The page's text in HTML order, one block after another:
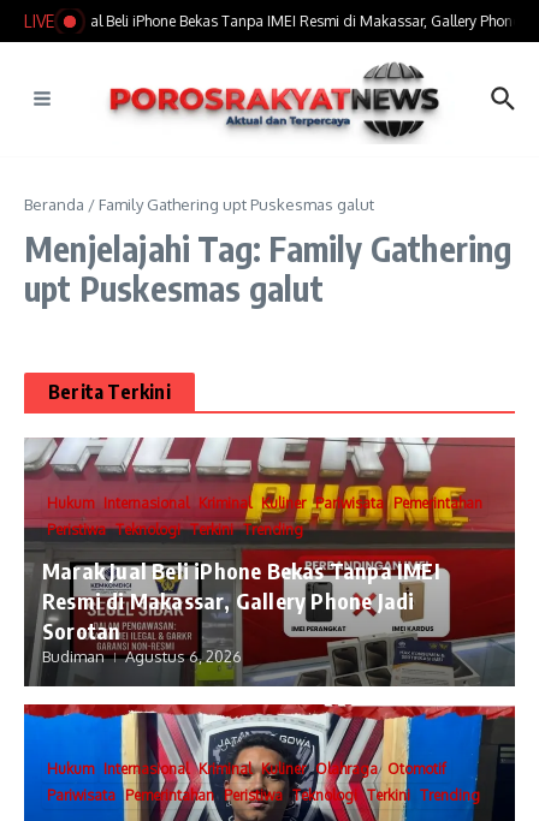
Lewati ke konten
LIVE
​Marak Jual Beli iPhone Bekas Tanpa IMEI Resmi di Makassar, Gallery Phone
Beranda / Family Gathering upt Puskesmas galut
Menjelajahi Tag: Family Gathering
upt Puskesmas galut
Berita Terkini
Hukum Internasional Kriminal Kuliner Pariwisata Pemerintahan
Peristiwa Teknologi Terkini Trending
​Marak Jual Beli iPhone Bekas Tanpa IMEI
Resmi di Makassar, Gallery Phone Jadi
Sorotan
Budiman Agustus 6, 2026
Hukum Internasional Kriminal Kuliner Olahraga Otomotif
Pariwisata Pemerintahan Peristiwa Teknologi Terkini Trending